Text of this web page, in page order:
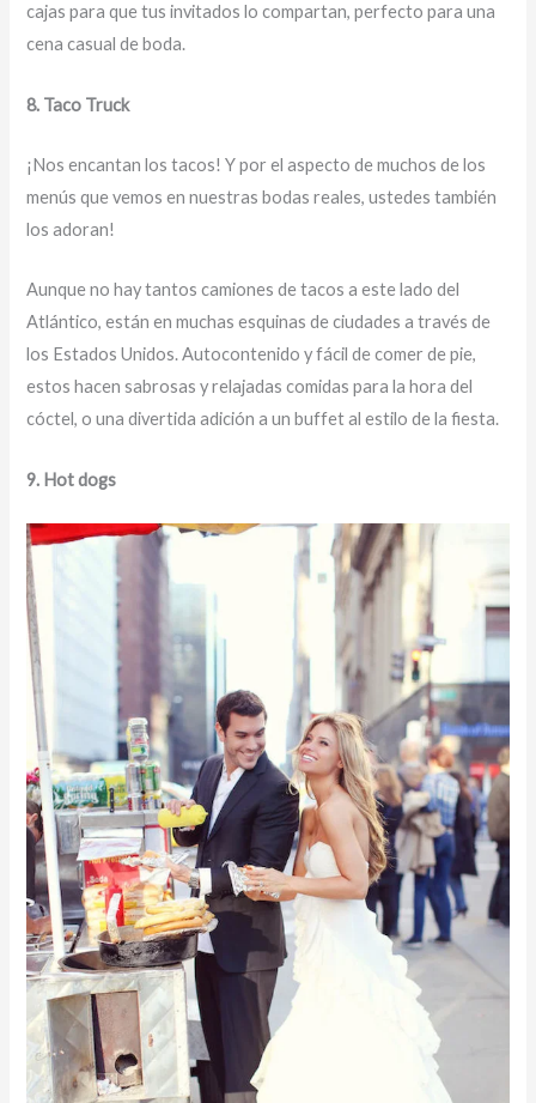
cajas para que tus invitados lo compartan, perfecto para una
cena casual de boda.
8. Taco Truck
¡Nos encantan los tacos! Y por el aspecto de muchos de los
menús que vemos en nuestras bodas reales, ustedes también
los adoran!
Aunque no hay tantos camiones de tacos a este lado del
Atlántico, están en muchas esquinas de ciudades a través de
los Estados Unidos. Autocontenido y fácil de comer de pie,
estos hacen sabrosas y relajadas comidas para la hora del
cóctel, o una divertida adición a un buffet al estilo de la fiesta.
9. Hot dogs